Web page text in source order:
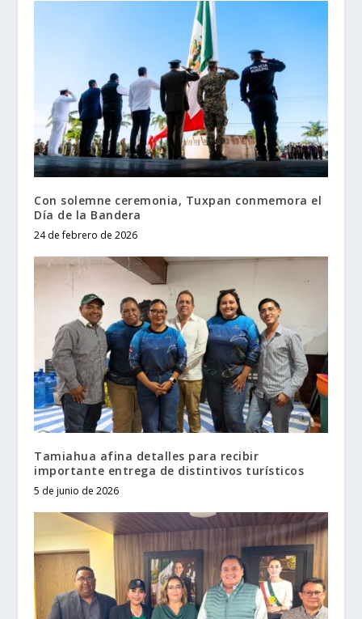
Con solemne ceremonia, Tuxpan conmemora el
Día de la Bandera
24 de febrero de 2026
Tamiahua afina detalles para recibir
importante entrega de distintivos turísticos
5 de junio de 2026